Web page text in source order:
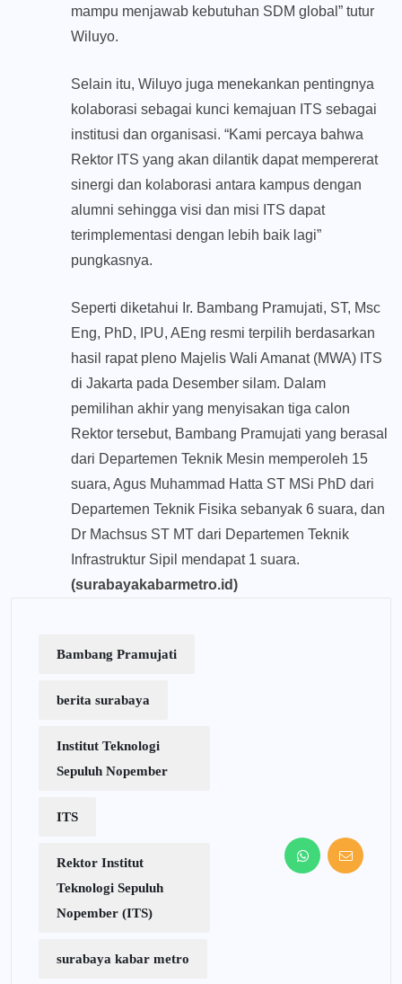
mampu menjawab kebutuhan SDM global” tutur
Wiluyo.
Selain itu, Wiluyo juga menekankan pentingnya
kolaborasi sebagai kunci kemajuan ITS sebagai
institusi dan organisasi. “Kami percaya bahwa
Rektor ITS yang akan dilantik dapat mempererat
sinergi dan kolaborasi antara kampus dengan
alumni sehingga visi dan misi ITS dapat
terimplementasi dengan lebih baik lagi”
pungkasnya.
Seperti diketahui Ir. Bambang Pramujati, ST, Msc
Eng, PhD, IPU, AEng resmi terpilih berdasarkan
hasil rapat pleno Majelis Wali Amanat (MWA) ITS
di Jakarta pada Desember silam. Dalam
pemilihan akhir yang menyisakan tiga calon
Rektor tersebut, Bambang Pramujati yang berasal
dari Departemen Teknik Mesin memperoleh 15
suara, Agus Muhammad Hatta ST MSi PhD dari
Departemen Teknik Fisika sebanyak 6 suara, dan
Dr Machsus ST MT dari Departemen Teknik
Infrastruktur Sipil mendapat 1 suara.
(surabayakabarmetro.id)
Bambang Pramujati
berita surabaya
Institut Teknologi
Sepuluh Nopember
ITS
Rektor Institut
Teknologi Sepuluh
Nopember (ITS)
surabaya kabar metro